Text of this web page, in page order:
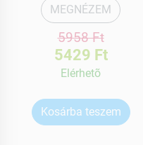
MEGNÉZEM
5958 Ft
5429 Ft
Elérhetõ
Kosárba teszem